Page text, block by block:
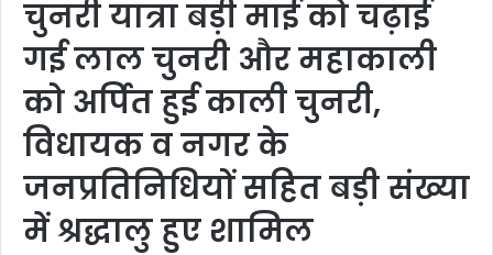
चुनरी यात्रा बड़ी माई को चढ़ाई
गई लाल चुनरी और महाकाली
को अर्पित हुई काली चुनरी,
विधायक व नगर के
जनप्रतिनिधियों सहित बड़ी संख्या
में श्रद्धालु हुए शामिल